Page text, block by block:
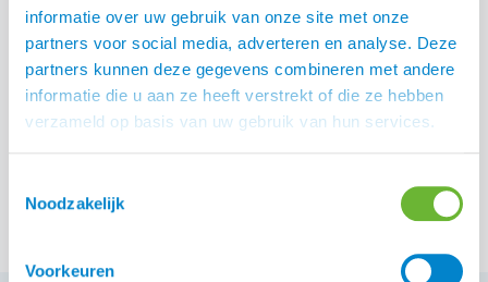
informatie over uw gebruik van onze site met onze
partners voor social media, adverteren en analyse. Deze
partners kunnen deze gegevens combineren met andere
informatie die u aan ze heeft verstrekt of die ze hebben
verzameld op basis van uw gebruik van hun services.
Noodzakelijk
Voorkeuren
Catago FIR-Tech
uitrijdeken
FIR-Tech hoofdstel
onderlegger